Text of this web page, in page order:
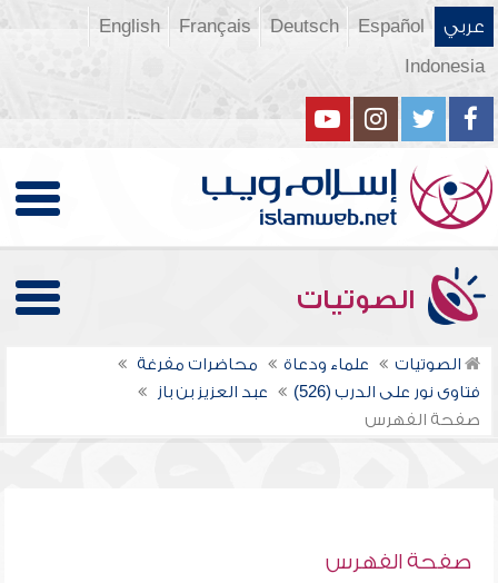
عربي Español
Deutsch
Français
English
Indonesia
الصوتيات
الصوتيات علماء ودعاة
محاضرات مفرغة
فتاوى نور على الدرب (526)
عبد العزيز بن باز
صفحة الفهرس
صفحة الفهرس